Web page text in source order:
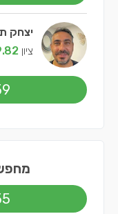
יצחק
ציון